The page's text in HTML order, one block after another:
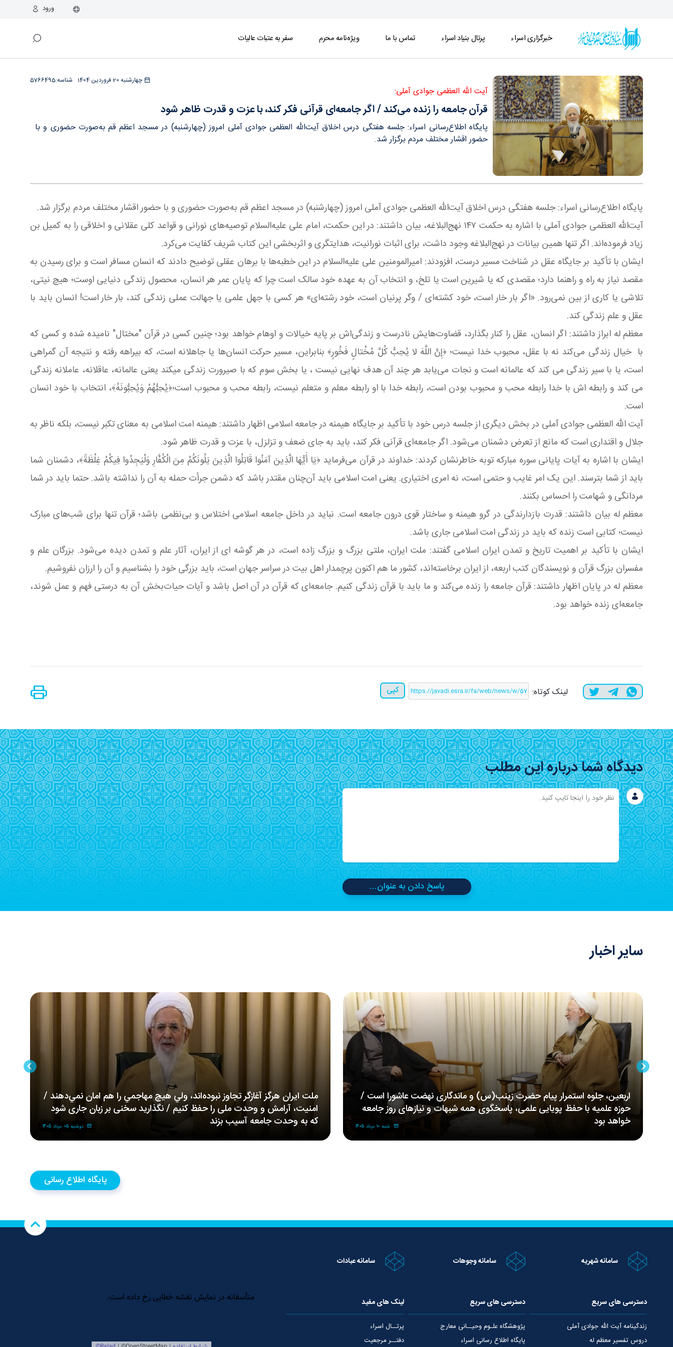
ورود
خبرگزاری اسراء پرتال بنیاد اسراء تماس با ما ویژه‌نامه محرم سفر به عتبات عالیات
چهارشنبه 20 فروردین 1404 5766495شناسه:
آیت الله العظمی جوادی آملی:
قرآن جامعه را زنده می‌کند / اگر جامعه‌ای قرآنی فکر کند، با عزت و قدرت ظاهر شود
پایگاه اطلاع‌رسانی اسراء: جلسه هفتگی درس اخلاق آیت‌الله العظمی جوادی آملی امروز (چهارشنبه) در مسجد اعظم قم به‌صورت حضوری و با
حضور اقشار مختلف مردم برگزار شد.
پایگاه اطلاع‌رسانی اسراء: جلسه هفتگی درس اخلاق آیت‌الله العظمی جوادی آملی امروز (چهارشنبه) در مسجد اعظم قم به‌صورت حضوری و با حضور اقشار مختلف مردم برگزار شد.
آیت‌الله العظمی جوادی آملی با اشاره به حکمت ۱۴۷ نهج‌البلاغه، بیان داشتند: در این حکمت، امام علی علیه‌السلام توصیه‌های نورانی و قواعد کلی عقلانی و اخلاقی را به کمیل بن
زیاد فرموده‌اند. اگر تنها همین بیانات در نهج‌البلاغه وجود داشت، برای اثبات نورانیت، هدایتگری و اثربخشی این کتاب شریف کفایت می‌کرد.
ایشان با تأکید بر جایگاه عقل در شناخت مسیر درست، افزودند: امیرالمومنین علی علیه‌السلام در این خطبه‌ها با برهان عقلی توضیح دادند که انسان مسافر است و برای رسیدن به
مقصد نیاز به راه و راهنما دارد؛ مقصدی که یا شیرین است یا تلخ، و انتخاب آن به عهده خود سالک است چرا که پایان عمر هر انسان، محصول زندگی دنیایی اوست؛ هیچ نیتی،
تلاشی یا کاری از بین نمی‌رود. «اگر بار خار است، خود کشته‌ای / وگر پرنیان است، خود رشته‌ای» هر کسی با جهل علمی یا جهالت عملی زندگی کند، بار خار است! انسان باید با
عقل و علم زندگی کند.
معظم له ابراز داشتند: اگر انسان، عقل را کنار بگذارد، قضاوت‌هایش نادرست و زندگی‌اش بر پایه خیالات و اوهام خواهد بود؛ چنین کسی در قرآن "مختال" نامیده شده و کسی که
با خیال زندگی می‌کند نه با عقل، محبوب خدا نیست؛ ﴿إِنَّ اللَّهَ لا يُحِبُّ كُلَّ مُخْتالٍ فَخُورٍ﴾ بنابراین، مسیر حرکت انسان‌ها یا جاهلانه است، که بیراهه رفته و نتیجه آن گمراهی
است، یا با سیر زندگی می کند که عالمانه است و نجات می‌یابد هر چند آن هدف نهایی نیست ، یا بخش سوم که با صیرورت زندگی میکند یعنی عالمانه، عاقلانه، عاملانه زندگی
می کند و رابطه اش با خدا رابطه محب و محبوب بودن است، رابطه خدا با او رابطه معلم و متعلم نیست، رابطه محب و محبوب است؛﴿يُحِبُّهُمْ وَيُحِبُّونَهُ﴾، انتخاب با خود انسان
است.
آیت الله العظمی جوادی آملی در بخش دیگری از جلسه درس خود با تأکید بر جایگاه هیمنه در جامعه اسلامی اظهار داشتند: هیمنه امت اسلامی به معنای تکبر نیست، بلکه ناظر به
جلال و اقتداری است که مانع از تعرض دشمنان می‌شود. اگر جامعه‌ای قرآنی فکر کند، باید به جای ضعف و تزلزل، با عزت و قدرت ظاهر شود.
ایشان با اشاره به آیات پایانی سوره مبارکه توبه خاطرنشان کردند: خداوند در قرآن می‌فرماید ﴿يَا أَيُّهَا الَّذِينَ آمَنُوا قَاتِلُوا الَّذِينَ يَلُونَكُمْ مِنَ الْكُفَّارِ وَلْيَجِدُوا فِيكُمْ غِلْظَةً﴾، دشمنان شما
باید از شما بترسند. این یک امر غایب و حتمی است، نه امری اختیاری. یعنی امت اسلامی باید آن‌چنان مقتدر باشد که دشمن جرأت حمله به آن را نداشته باشد. حتما باید در شما
مردانگی و شهامت را احساس بکنند.
معظم له بیان داشتند: قدرت بازدارندگی در گرو هیمنه و ساختار قوی درون جامعه است. نباید در داخل جامعه اسلامی اختلاس و بی‌نظمی باشد؛ قرآن تنها برای شب‌های مبارک
نیست؛ کتابی است زنده که باید در زندگی امت اسلامی جاری باشد.
ایشان با تأکید بر اهمیت تاریخ و تمدن ایران اسلامی گفتند: ملت ایران، ملتی بزرگ و بزرگ زاده است، در هر گوشه‌ ای از ایران، آثار علم و تمدن دیده می‌شود. بزرگان علم و
مفسران بزرگ قرآن و نویسندگان کتب اربعه، از ایران برخاسته‌اند، کشور ما هم اکنون پرچمدار اهل بیت در سراسر جهان است، باید بزرگی‌ خود را بشناسیم و آن را ارزان نفروشیم.
معظم له در پایان اظهار داشتند: قرآن جامعه را زنده می‌کند و ما باید با قرآن زندگی کنیم. جامعه‌ای که قرآن در آن اصل باشد و آیات حیات‌بخش آن به درستی فهم و عمل شوند،
جامعه‌ای زنده خواهد بود.
لینک کوتاه: کپی
دیدگاه شما درباره این مطلب
پاسخ دادن به عنوان...
سایر اخبار
اربعین، جلوه استمرار پیام حضرت زینب(س) و ماندگاری نهضت عاشورا است /
حوزه علمیه با حفظ پویایی علمی، پاسخگوی همه شبهات و نیازهای روز جامعه
خواهد بود
شنبه 10 مرداد 1405
ملت ایران هرگز آغازگر تجاوز نبوده‌اند، ولي هيچ مهاجمي را هم امان نمي‌دهند /
امنیت، آرامش و وحدت ملی را حفظ کنیم / نگذارید سخنی بر زبان جاری شود
که به وحدت جامعه آسیب بزند
دوشنبه 05 مرداد 1405
پایگاه اطلاع رسانی
سامانه شهریه سامانه وجوهات سامانه عبادات
دسترسی های سریع
زندگینامه آیت الله جوادی آملی
دروس تفسیر معظم له
دسترسی های سریع
پژوهشگاه علـوم وحیــانی معارج
پایگاه اطلاع رسانی اسراء
لینک های مفید
پرتــال اسراء
دفتــر مرجعیت